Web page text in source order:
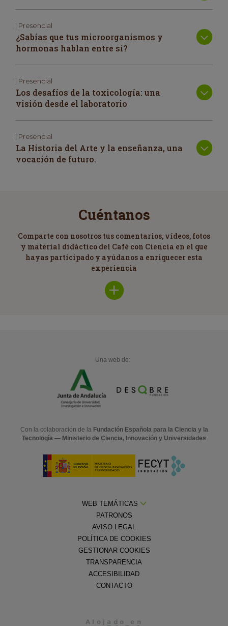
| Presencial
¿Sabías que tus microorganismos y
hormonas hablan entre sí?
| Presencial
Los desafíos de la toxicología: una
visión desde el laboratorio
| Presencial
La Historia del Arte y la enseñanza, una
vocación de futuro.
Cuéntanos
Comparte con nosotros tus comentarios, vídeos, fotos
y material didáctico del Café con Ciencia en el que
hayas participado y ayúdanos a enriquecer esta
experiencia
Una web de:
Con la colaboración de la Fundación Española para la Ciencia y la
Tecnología — Ministerio de Ciencia, Innovación y Universidades
WEB TEMÁTICAS
PATRONOS
AVISO LEGAL
POLÍTICA DE COOKIES
GESTIONAR COOKIES
TRANSPARENCIA
ACCESIBILIDAD
CONTACTO